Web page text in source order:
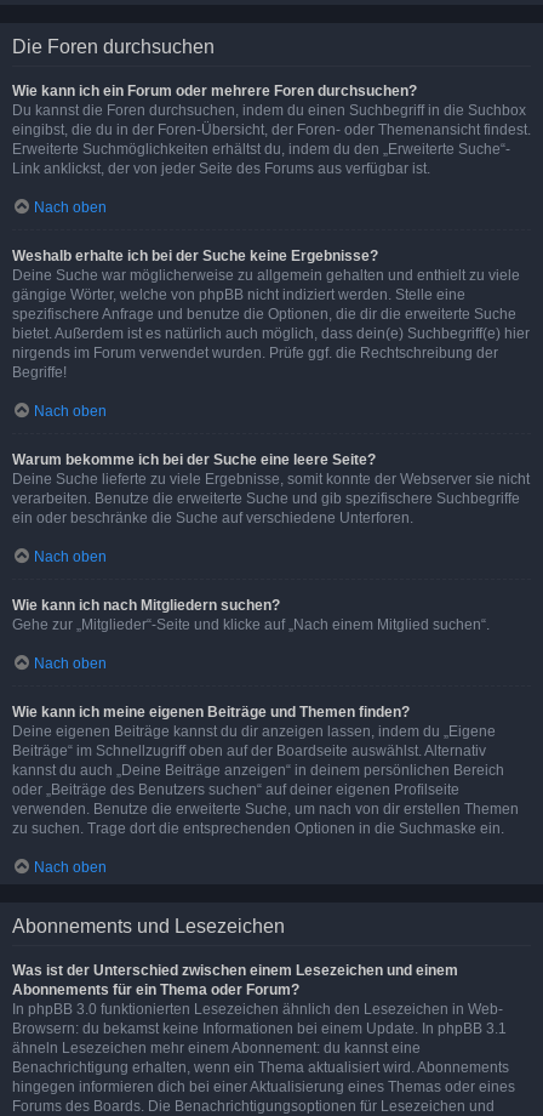
Die Foren durchsuchen
Wie kann ich ein Forum oder mehrere Foren durchsuchen?
Du kannst die Foren durchsuchen, indem du einen Suchbegriff in die Suchbox
eingibst, die du in der Foren-Übersicht, der Foren- oder Themenansicht findest.
Erweiterte Suchmöglichkeiten erhältst du, indem du den „Erweiterte Suche“-
Link anklickst, der von jeder Seite des Forums aus verfügbar ist.
Nach oben
Weshalb erhalte ich bei der Suche keine Ergebnisse?
Deine Suche war möglicherweise zu allgemein gehalten und enthielt zu viele
gängige Wörter, welche von phpBB nicht indiziert werden. Stelle eine
spezifischere Anfrage und benutze die Optionen, die dir die erweiterte Suche
bietet. Außerdem ist es natürlich auch möglich, dass dein(e) Suchbegriff(e) hier
nirgends im Forum verwendet wurden. Prüfe ggf. die Rechtschreibung der
Begriffe!
Nach oben
Warum bekomme ich bei der Suche eine leere Seite?
Deine Suche lieferte zu viele Ergebnisse, somit konnte der Webserver sie nicht
verarbeiten. Benutze die erweiterte Suche und gib spezifischere Suchbegriffe
ein oder beschränke die Suche auf verschiedene Unterforen.
Nach oben
Wie kann ich nach Mitgliedern suchen?
Gehe zur „Mitglieder“-Seite und klicke auf „Nach einem Mitglied suchen“.
Nach oben
Wie kann ich meine eigenen Beiträge und Themen finden?
Deine eigenen Beiträge kannst du dir anzeigen lassen, indem du „Eigene
Beiträge“ im Schnellzugriff oben auf der Boardseite auswählst. Alternativ
kannst du auch „Deine Beiträge anzeigen“ in deinem persönlichen Bereich
oder „Beiträge des Benutzers suchen“ auf deiner eigenen Profilseite
verwenden. Benutze die erweiterte Suche, um nach von dir erstellen Themen
zu suchen. Trage dort die entsprechenden Optionen in die Suchmaske ein.
Nach oben
Abonnements und Lesezeichen
Was ist der Unterschied zwischen einem Lesezeichen und einem
Abonnements für ein Thema oder Forum?
In phpBB 3.0 funktionierten Lesezeichen ähnlich den Lesezeichen in Web-
Browsern: du bekamst keine Informationen bei einem Update. In phpBB 3.1
ähneln Lesezeichen mehr einem Abonnement: du kannst eine
Benachrichtigung erhalten, wenn ein Thema aktualisiert wird. Abonnements
hingegen informieren dich bei einer Aktualisierung eines Themas oder eines
Forums des Boards. Die Benachrichtigungsoptionen für Lesezeichen und